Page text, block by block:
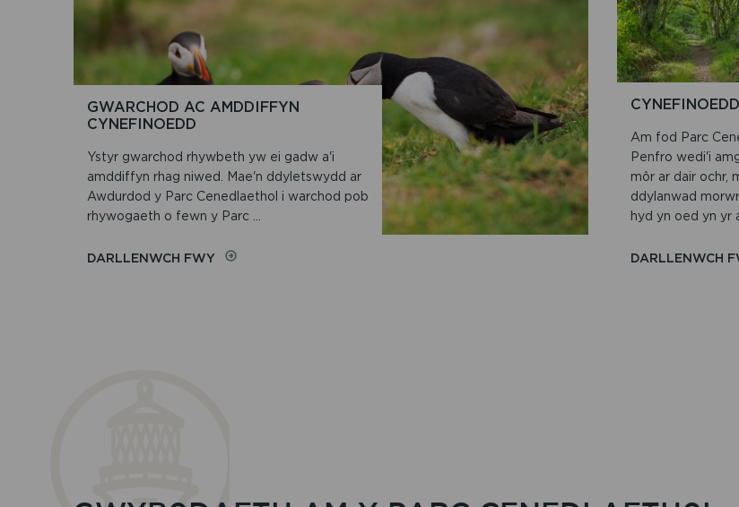
GWARCHOD AC AMDDIFFYN
CYNEFINOEDD
Ystyr gwarchod rhywbeth yw ei gadw a'i
amddiffyn rhag niwed. Mae'n ddyletswydd ar
Awdurdod y Parc Cenedlaethol i warchod pob
rhywogaeth o fewn y Parc ...
DARLLENWCH FWYON
Am fod Parc
Penfro wedi'i
môr ar dair ochr,
ddylanwad
hyd yn oed yn yr
DARLLENWCH